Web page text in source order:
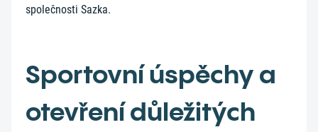
společnosti Sazka.
Sportovní úspěchy a
otevření důležitých